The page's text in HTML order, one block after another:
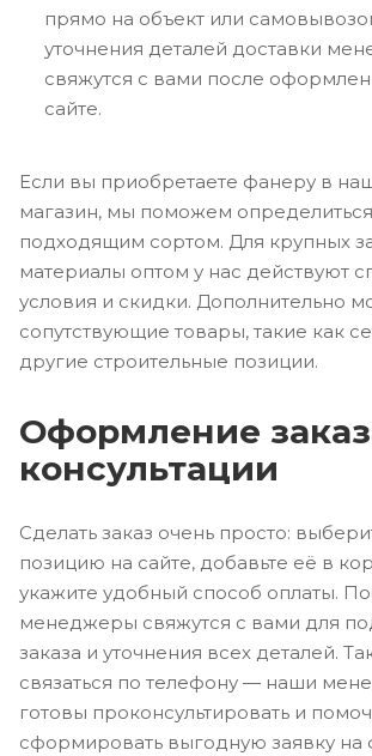
прямо на объект или
уточнения деталей доставки
свяжутся с вами после
сайте.
Если вы приобретаете фанеру в
магазин, мы поможем
подходящим сортом. Для крупных
материалы оптом у нас действуют
условия и скидки. Дополнительно
сопутствующие товары, такие как
другие строительные позиции.
Оформление
консультации
Сделать заказ очень просто:
позицию на сайте, добавьте её в
укажите удобный способ оплаты.
менеджеры свяжутся с вами для
заказа и уточнения всех деталей.
связаться по телефону — наши
готовы проконсультировать и
сформировать выгодную заявку